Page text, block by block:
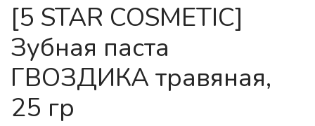
[5 STAR COSMETIC]
Зубная паста
ГВОЗДИКА травяная,
25 гр